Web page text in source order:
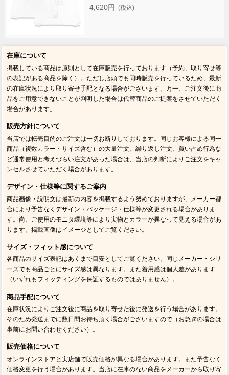
4,620円 (税込)
在庫について
掲載している商品は原則として在庫販売を行っております（予約、取り寄せ等
の表記がある商品を除く）。ただし店頭でも同時販売を行っているため、最新
の在庫状況により取り寄せ手配となる場合がございます。万一、ご注文後に商
品をご用意できないことが判明した場合は代替商品のご提案をさせていただく
場合があります。
販売方針について
当店では転売目的のご注文は一切お断りしております。同じお客様による同一
商品（複数カラー・サイズ含む）の大量注文、繰り返し注文、買い占め行為な
ど通常使用と考えづらい注文があった場合は、当店の判断によりご注文をキャ
ンセルさせていただく場合があります。
デザイン・仕様等に関するご案内
商品画像・説明文は最新の内容を掲載するよう努めておりますが、メーカー都
合により予告なくデザイン・パッケージ・仕様等が変更される場合がありま
す。尚、ご使用のモニタ環境等により実物とカラーが異なって見える場合があ
ります。掲載画像はイメージとしてご覧ください。
サイズ・フィット感について
各商品のサイズ表記はあくまで目安としてご覧ください。同じメーカー・シリ
ーズでも商品ごとにサイズ感は異なります。また着用感は個人差があります
（いずれもフィッティングを保証するものではありません）。
商品手配について
在庫状況によりご注文後に商品を取り寄せた後に発送を行う場合があります。
そのため発送までに数日間お待ち頂く場合がございますので（お急ぎの場合は
事前にお問い合わせください）。
販売価格について
オンラインストアと実店舗で販売価格が異なる場合があります。また予告なく
価格変更を行う場合があります。当店に在庫のない商品をメーカーから取り寄